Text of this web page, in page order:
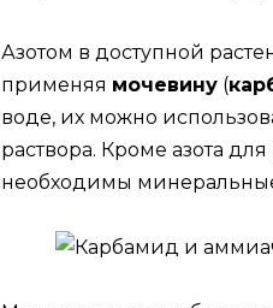
Азотом в доступной
применяя мочевину (
воде, их можно
раствора. Кроме азота
необходимы минеральные